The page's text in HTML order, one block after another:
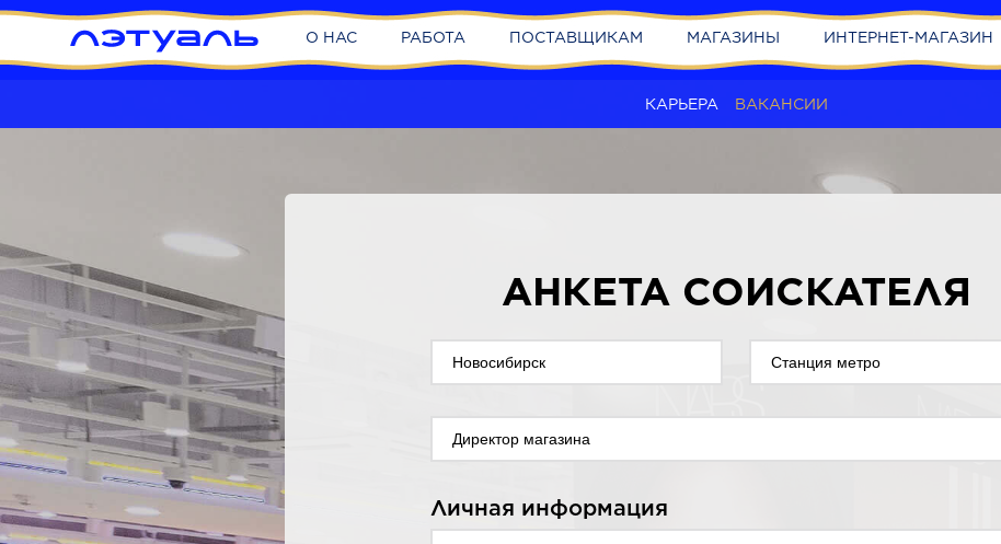
О НАС РАБОТА ПОСТАВЩИКАМ МАГАЗИНЫ ИНТЕРНЕТ-МАГАЗИН
КАРЬЕРА ВАКАНСИИ
АНКЕТА СОИСКАТЕЛЯ
Личная информация